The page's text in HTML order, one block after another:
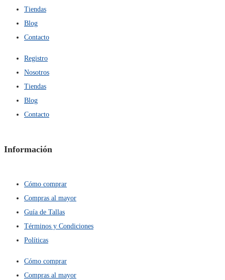
Tiendas
Blog
Contacto
Registro
Nosotros
Tiendas
Blog
Contacto
Información
Cómo comprar
Compras al mayor
Guía de Tallas
Términos y Condiciones
Políticas
Cómo comprar
Compras al mayor